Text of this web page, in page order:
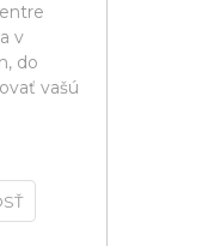
v
do
vašú